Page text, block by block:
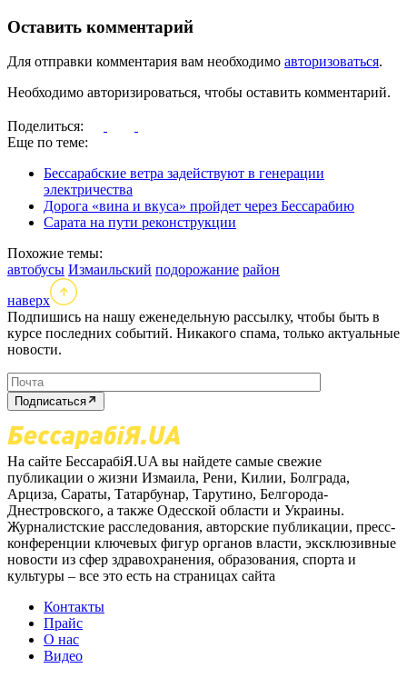
Оставить комментарий
Для отправки комментария вам необходимо авторизоваться.
Необходимо авторизироваться, чтобы оставить комментарий.
Поделиться:
Еще по теме:
Бессарабские ветра задействуют в генерации
электричества
Дорога «вина и вкуса» пройдет через Бессарабию
Сарата на пути реконструкции
Похожие темы:
автобусы Измаильский подорожание район
наверх
Подпишись на нашу еженедельную рассылку, чтобы быть в
курсе последних событий. Никакого спама, только актуальные
новости.
Подписаться
На сайте БессарабіЯ.UA вы найдете самые свежие
публикации о жизни Измаила, Рени, Килии, Болграда,
Арциза, Сараты, Татарбунар, Тарутино, Белгорода-
Днестровского, а также Одесской области и Украины.
Журналистские расследования, авторские публикации, пресс-
конференции ключевых фигур органов власти, эксклюзивные
новости из сфер здравохранения, образования, спорта и
культуры – все это есть на страницах сайта
Контакты
Прайс
О нас
Видео